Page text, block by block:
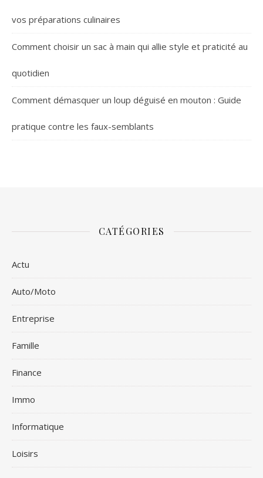
vos préparations culinaires
Comment choisir un sac à main qui allie style et praticité au
quotidien
Comment démasquer un loup déguisé en mouton : Guide
pratique contre les faux-semblants
CATÉGORIES
Actu
Auto/Moto
Entreprise
Famille
Finance
Immo
Informatique
Loisirs